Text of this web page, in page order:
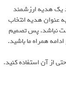
یک هدیه ارزشمند
عنوان هدیه انتخاب
نباشد. پس تصمیم
همراه ما باشید.
از آن استفاده کنید.